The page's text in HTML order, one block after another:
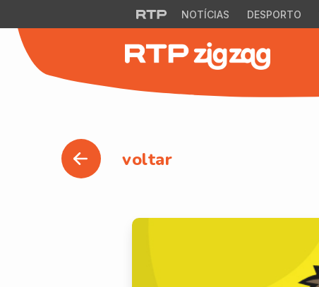
NOTÍCIAS DESPORTO
voltar